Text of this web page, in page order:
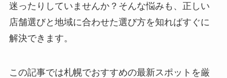
迷ったりしていませんか？そんな悩みも、正しい
店舗選びと地域に合わせた選び方を知ればすぐに
解決できます。
この記事では札幌でおすすめの最新スポットを厳